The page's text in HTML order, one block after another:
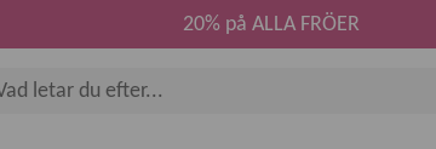
20% på ALLA FRÖER